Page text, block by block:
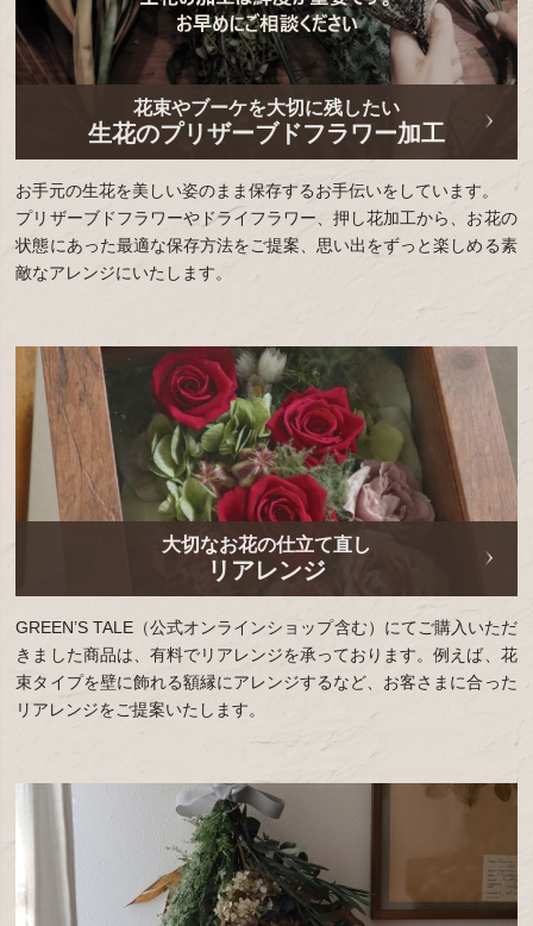
花束やブーケを大切に残したい
生花のプリザーブドフラワー加工
お手元の生花を美しい姿のまま保存するお手伝いをしています。
プリザーブドフラワーやドライフラワー、押し花加工から、お花の
状態にあった最適な保存方法をご提案、思い出をずっと楽しめる素
敵なアレンジにいたします。
大切なお花の仕立て直し
リアレンジ
GREEN’S TALE（公式オンラインショップ含む）にてご購入いただ
きました商品は、有料でリアレンジを承っております。例えば、花
束タイプを壁に飾れる額縁にアレンジするなど、お客さまに合った
リアレンジをご提案いたします。